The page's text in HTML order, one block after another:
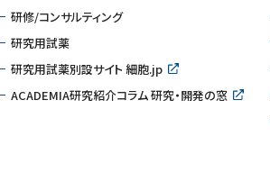
研修/コンサルティング
研究用試薬
研究用試薬別設サイト 細胞.jp
ACADEMIA研究紹介コラム 研究・開発の窓